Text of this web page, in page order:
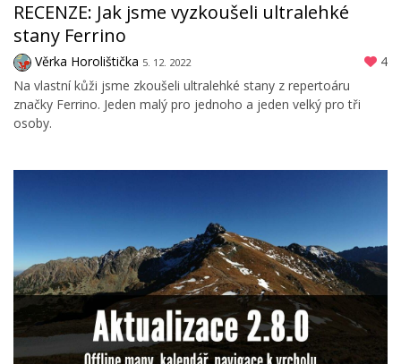
RECENZE: Jak jsme vyzkoušeli ultralehké
stany Ferrino
Věrka Horolištička 5. 12. 2022
4
Na vlastní kůži jsme zkoušeli ultralehké stany z repertoáru
značky Ferrino. Jeden malý pro jednoho a jeden velký pro tři
osoby.